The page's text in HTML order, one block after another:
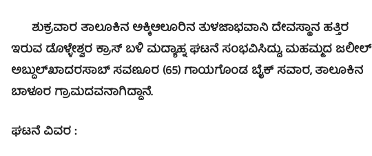
ಶುಕ್ರವಾರ ತಾಲೂಕಿನ ಅಕ್ಕಿಆಲೂರಿನ ತುಳಜಾಭವಾನಿ ದೇವಸ್ಥಾನ ಹತ್ತಿರ
ಇರುವ ಡೊಳ್ಳೇಶ್ವರ ಕ್ರಾಸ್ ಬಳಿ ಮದ್ಯಾಹ್ನ ಘಟನೆ ಸಂಭವಿಸಿದ್ದು, ಮಹಮ್ಮದ ಜಲೀಲ್
ಅಬ್ದುಲ್‍ಖಾದರಸಾಬ್ ಸವಣೂರ (65) ಗಾಯಗೊಂಡ ಬೈಕ್ ಸವಾರ, ತಾಲೂಕಿನ
ಬಾಳೂರ ಗ್ರಾಮದವನಾಗಿದ್ದಾನೆ.
ಘಟನೆ ವಿವರ :